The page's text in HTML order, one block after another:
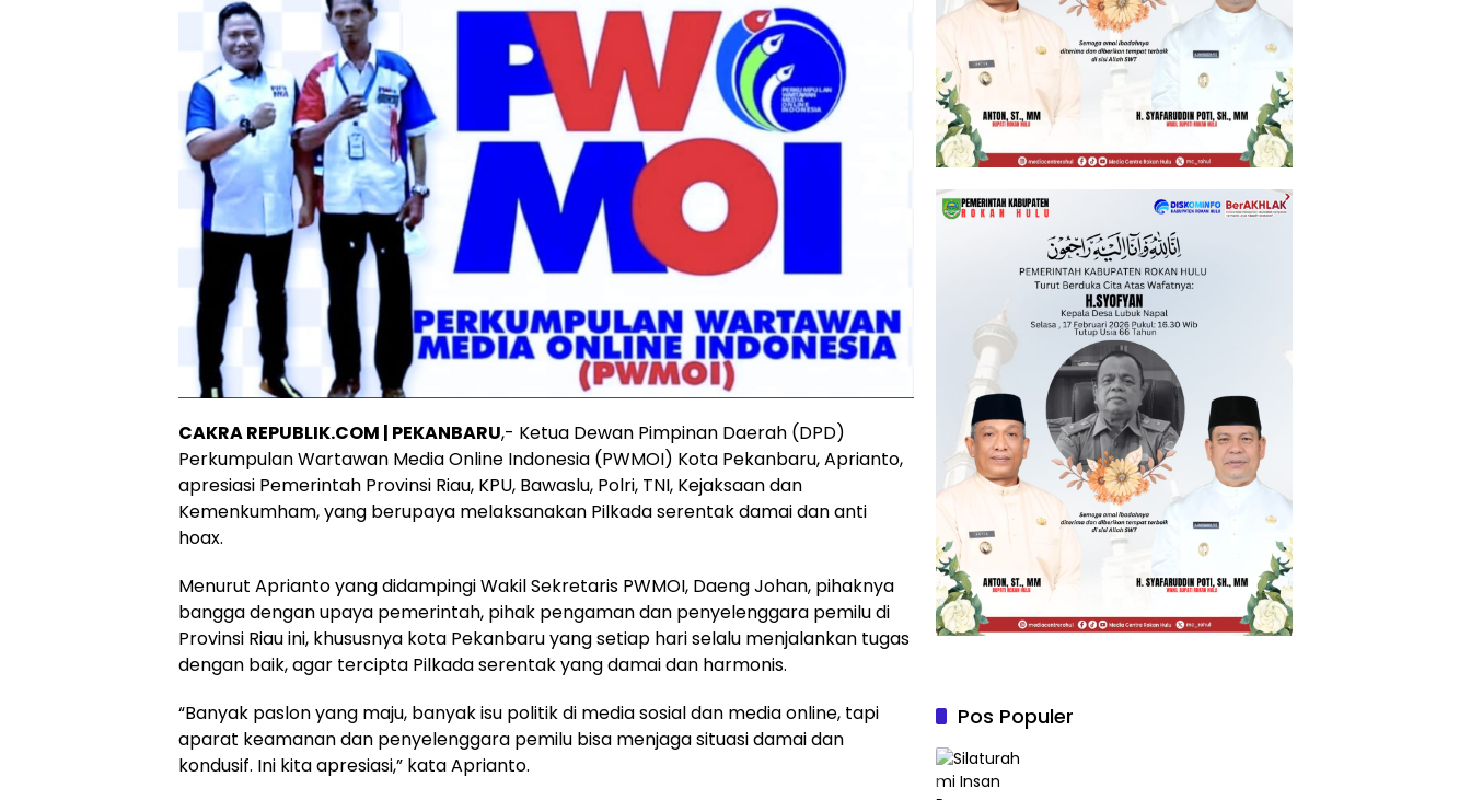
CAKRA REPUBLIK.COM | PEKANBARU,- Ketua Dewan Pimpinan Daerah (DPD)
Perkumpulan Wartawan Media Online Indonesia (PWMOI) Kota Pekanbaru, Aprianto,
apresiasi Pemerintah Provinsi Riau, KPU, Bawaslu, Polri, TNI, Kejaksaan dan
Kemenkumham, yang berupaya melaksanakan Pilkada serentak damai dan anti
hoax.
Menurut Aprianto yang didampingi Wakil Sekretaris PWMOI, Daeng Johan, pihaknya
bangga dengan upaya pemerintah, pihak pengaman dan penyelenggara pemilu di
Provinsi Riau ini, khususnya kota Pekanbaru yang setiap hari selalu menjalankan tugas
dengan baik, agar tercipta Pilkada serentak yang damai dan harmonis.
“Banyak paslon yang maju, banyak isu politik di media sosial dan media online, tapi
aparat keamanan dan penyelenggara pemilu bisa menjaga situasi damai dan
kondusif. Ini kita apresiasi,” kata Aprianto.
Pos Populer